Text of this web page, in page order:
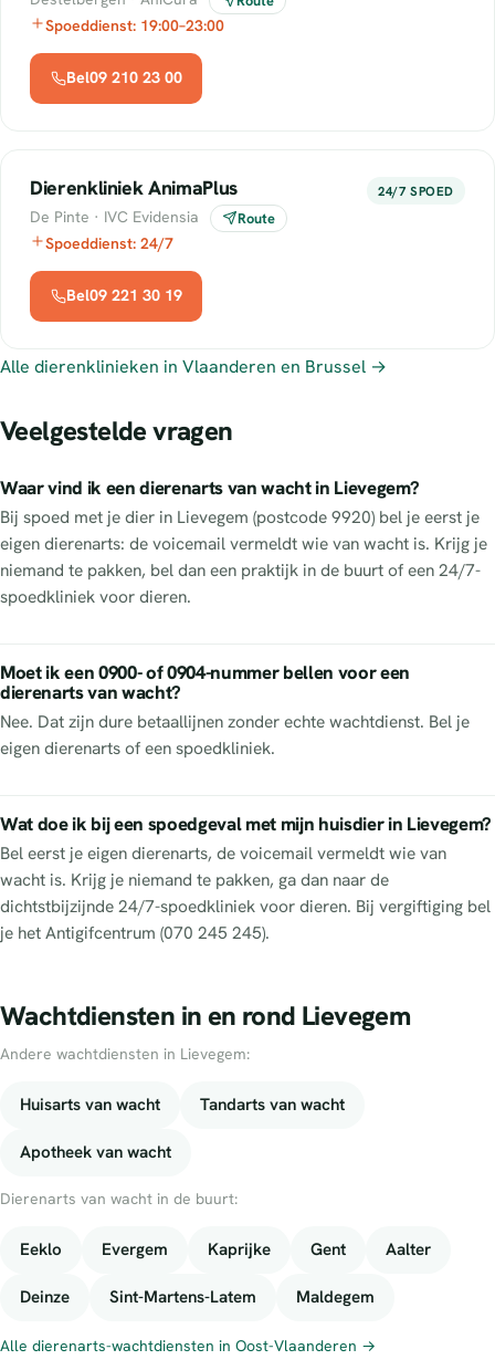
Spoeddienst: 19:00–23:00
Bel09 210 23 00
Dierenkliniek AnimaPlus 24/7 SPOED
De Pinte · IVC Evidensia Route
Spoeddienst: 24/7
Bel09 221 30 19
Alle dierenklinieken in Vlaanderen en Brussel →
Veelgestelde vragen
Waar vind ik een dierenarts van wacht in Lievegem?
Bij spoed met je dier in Lievegem (postcode 9920) bel je eerst je
eigen dierenarts: de voicemail vermeldt wie van wacht is. Krijg je
niemand te pakken, bel dan een praktijk in de buurt of een 24/7-
spoedkliniek voor dieren.
Moet ik een 0900- of 0904-nummer bellen voor een
dierenarts van wacht?
Nee. Dat zijn dure betaallijnen zonder echte wachtdienst. Bel je
eigen dierenarts of een spoedkliniek.
Wat doe ik bij een spoedgeval met mijn huisdier in Lievegem?
Bel eerst je eigen dierenarts, de voicemail vermeldt wie van
wacht is. Krijg je niemand te pakken, ga dan naar de
dichtstbijzijnde 24/7-spoedkliniek voor dieren. Bij vergiftiging bel
je het Antigifcentrum (070 245 245).
Wachtdiensten in en rond Lievegem
Andere wachtdiensten in Lievegem:
Huisarts van wacht Tandarts van wacht
Apotheek van wacht
Dierenarts van wacht in de buurt:
Eeklo Evergem Kaprijke Gent Aalter
Deinze Sint-Martens-Latem Maldegem
Alle dierenarts-wachtdiensten in Oost-Vlaanderen →